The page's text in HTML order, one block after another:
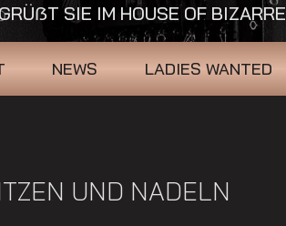
SIE IM HOUSE OF
NEWS LADIES WANTED
UND NADELN